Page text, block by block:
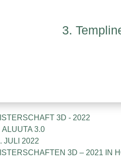
3.
3D - 2022
3.0
JULI 2022
3D – 2021 IN